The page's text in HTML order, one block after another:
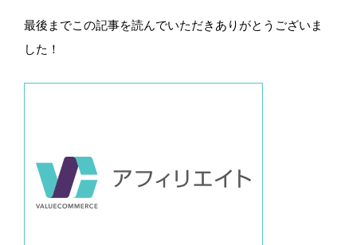
最後までこの記事を読んでいただきありがとうございま
した！